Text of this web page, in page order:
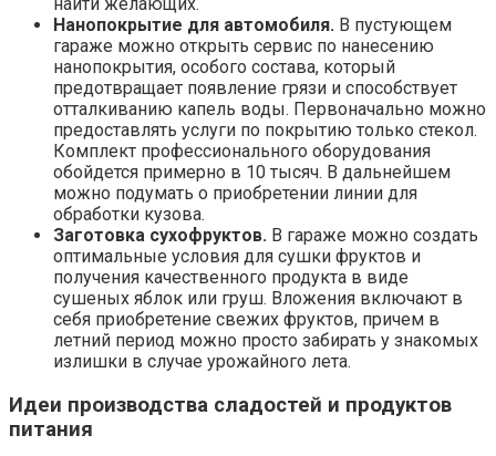
Нанопокрытие для автомобиля. В пустующем
гараже можно открыть сервис по нанесению
нанопокрытия, особого состава, который
предотвращает появление грязи и способствует
отталкиванию капель воды. Первоначально можно
предоставлять услуги по покрытию только стекол.
Комплект профессионального оборудования
обойдется примерно в 10 тысяч. В дальнейшем
можно подумать о приобретении линии для
обработки кузова.
Заготовка сухофруктов. В гараже можно создать
оптимальные условия для сушки фруктов и
получения качественного продукта в виде
сушеных яблок или груш. Вложения включают в
себя приобретение свежих фруктов, причем в
летний период можно просто забирать у знакомых
излишки в случае урожайного лета.
Идеи производства сладостей и продуктов
питания